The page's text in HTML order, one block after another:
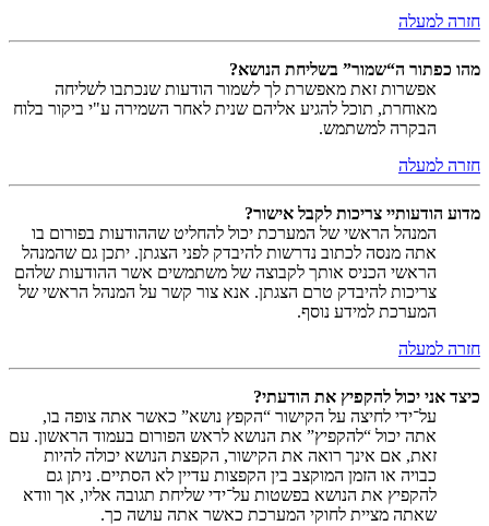
חזרה למעלה
מהו כפתור ה“שמור” בשליחת הנושא?
אפשרות זאת מאפשרת לך לשמור הודעות שנכתבו לשליחה
מאוחרת, תוכל להגיע אליהם שנית לאחר השמירה ע"י ביקור בלוח
הבקרה למשתמש.
חזרה למעלה
מדוע הודעותיי צריכות לקבל אישור?
המנהל הראשי של המערכת יכול להחליט שההודעות בפורום בו
אתה מנסה לכתוב נדרשות להיבדק לפני הצגתן. יתכן גם שהמנהל
הראשי הכניס אותך לקבוצה של משתמשים אשר ההודעות שלהם
צריכות להיבדק טרם הצגתן. אנא צור קשר על המנהל הראשי של
המערכת למידע נוסף.
חזרה למעלה
כיצד אני יכול להקפיץ את הודעתי?
על־ידי לחיצה על הקישור “הקפץ נושא” כאשר אתה צופה בו,
אתה יכול “להקפיץ” את הנושא לראש הפורום בעמוד הראשון. עם
זאת, אם אינך רואה את הקישור, הקפצת הנושא יכולה להיות
כבויה או הזמן המוקצב בין הקפצות עדיין לא הסתיים. ניתן גם
להקפיץ את הנושא בפשטות על־ידי שליחת תגובה אליו, אך וודא
שאתה מציית לחוקי המערכת כאשר אתה עושה כך.